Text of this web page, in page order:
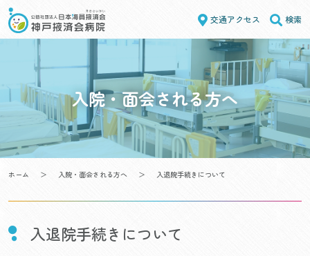
Skip
to
content
交通アクセス 検索
入院・面会される方へ
ホーム ＞ 入院・面会される方へ ＞ 入退院手続きについて
入退院手続きについて